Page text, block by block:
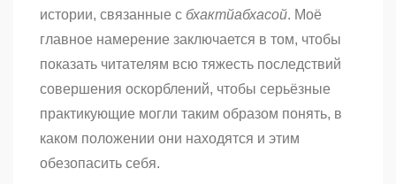
истории, связанные с бхактйабхасой. Моё
главное намерение заключается в том, чтобы
показать читателям всю тяжесть последствий
совершения оскорблений, чтобы серьёзные
практикующие могли таким образом понять, в
каком положении они находятся и этим
обезопасить себя.